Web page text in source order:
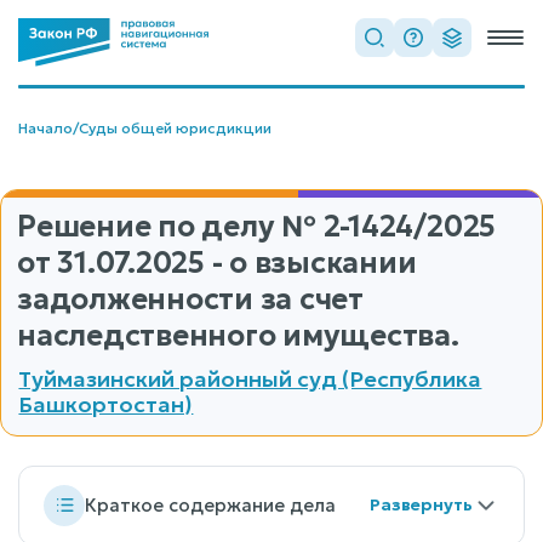
Начало/Суды общей юрисдикции
Решение по делу № 2-1424/2025
от 31.07.2025 - о взыскании
задолженности за счет
наследственного имущества.
Туймазинский районный суд (Республика
Башкортостан)
Краткое содержание дела